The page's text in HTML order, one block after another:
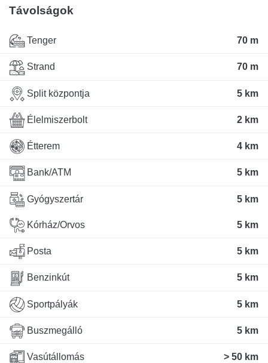
Távolságok
Tenger 70 m
Strand 70 m
Split központja 5 km
Élelmiszerbolt 2 km
Étterem 4 km
Bank/ATM 5 km
Gyógyszertár 5 km
Kórház/Orvos 5 km
Posta 5 km
Benzinkút 5 km
Sportpályák 5 km
Buszmegálló 5 km
Vasútállomás > 50 km